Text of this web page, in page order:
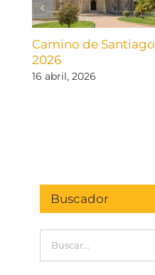
Camino de Santiago
2026
16 abril, 2026
Buscador